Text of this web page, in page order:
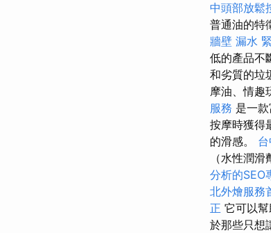
中頭部放鬆
普通油的特
牆壁 漏水
低的產品不
和劣質的垃
摩油、情趣
服務 是一
按摩時獲得
的滑感。
（水性潤
分析的SEO
北外燴服務
正 它可以
於那些只想